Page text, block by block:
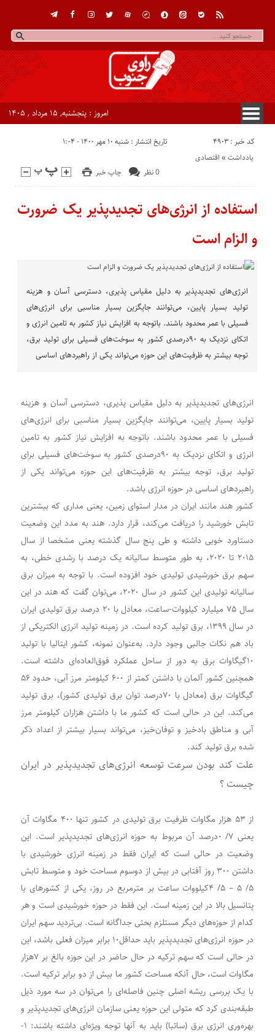
امروز : پنجشنبه, ۱۵ مرداد , ۱۴۰۵
کد خبر : 4903 تاریخ انتشار : شنبه ۱۰ مهر ۱۴۰۰ - ۱:۰۴
چاپ خبر 0 نظر
اقتصادی « یادداشت
استفاده از انرژی‌های تجدیدپذیر یک ضرورت
و الزام است
انرژی‌های تجدیدپذیر به دلیل مقیاس پذیری، دسترسی آسان و هزینه
تولید بسیار پایین، می‌توانند جایگزین بسیار مناسبی برای انرژی‌های
فسیلی با عمر محدود باشند. باتوجه به افزایش نیاز کشور به تامین انرژی و
اتکای نزدیک به ۹۰درصدی کشور به سوخت‌های فسیلی برای تولید برق،
توجه بیشتر به ظرفیت‌های این حوزه می‌تواند یکی از راهبردهای اساسی
انرژی‌های تجدیدپذیر به دلیل مقیاس پذیری، دسترسی آسان و هزینه
تولید بسیار پایین، می‌توانند جایگزین بسیار مناسبی برای انرژی‌های
فسیلی با عمر محدود باشند. باتوجه به افزایش نیاز کشور به تامین
انرژی و اتکای نزدیک به ۹۰درصدی کشور به سوخت‌های فسیلی برای
تولید برق، توجه بیشتر به ظرفیت‌های این حوزه می‌تواند یکی از
راهبردهای اساسی در حوزه انرژی باشد.
کشور هند مانند ایران در مدار استوای زمین، یعنی مداری که بیشترین
تابش خورشید را دریافت می‌کند، قرار دارد. هند به مدد این وضعیت
دستاورد خوبی داشته و طی پنج سال گذشته یعنی مشخصا از سال
۲۰۱۵ تا ۲۰۲۰، به طور متوسط سالیانه یک درصد با رشدی خطی، به
سهم برق خورشیدی تولیدی خود افزوده است. با توجه به میزان برق
سالیانه تولیدی این کشور در سال ۲۰۲۰، می‌توان گفت که هند در این
سال ۷۵ میلیارد کیلووات-ساعت، معادل با ۲۰ درصد برق تولیدی ایران
در سال ۱۳۹۹، برق تولید کرده است. در زمینه تولید انرژی الکتریکی از
باد هم نکات جالبی وجود دارد. به‌‌‌عنوان نمونه، کشور ایتالیا با تولید
۱۰گیگاوات برق به دور از ساحل عملکرد فوق‌العاده‌ای داشته است.
همچنین کشور آلمان با داشتن کمتر از ۶۰۰ کیلومتر مرز آبی، حدود ۵۶
گیگاوات برق (معادل با ۷۰درصد توان برق تولیدی کشور)، برق تولید
می‌کند. این در حالی است که کشور ما با داشتن هزاران کیلومتر مرز
آبی و مناطق بادخیز و توفان‌خیز، می‌تواند بسیار بیشتر از اعداد ذکر
شده برق تولید کند.
علت کند بودن سرعت توسعه انرژی‌‌‌های تجدیدپذیر در ایران
چیست ؟
از ۵۳ هزار مگاوات ظرفیت برق تولیدی در کشور تنها ۴۰۰ مگاوات آن
یعنی ۷/ ۰درصد آن مربوط به حوزه انرژی‌های تجدیدپذیر است. این
وضعیت در حالی است که ایران فقط در زمینه انرژی خورشیدی با
داشتن ۳۰۰ روز آفتابی در بیش از دوسوم مساحت خود و متوسط تابش
۵/ ۵ – ۵/ ۴کیلووات ساعت بر مترمربع در روز، یکی از کشورهای با
پتانسیل بالا در این زمینه است. این فقط در حوزه خورشیدی است و هر
کدام از حوزه‌‌‌های دیگر مستلزم بحثی جداگانه است. بی‌تردید سهم ایران
در حوزه انرژی‌‌‌های تجدیدپذیر باید حداقل۱۰ برابر میزان فعلی باشد، این
در حالی است که سهم ترکیه در حال حاضر در این حوزه بالغ بر ۷هزار
مگاوات است، حال آنکه مساحت کشور ما بیش از دو برابر ترکیه است.
با یک بررسی ریشه اصلی چنین فاصله‌‌‌ای را می‌توان در سه مورد ذیل
طبقه‌‌‌بندی کرد که متولی این حوزه یعنی سازمان انرژی‌‌‌های تجدیدپذیر و
بهره‌‌‌وری انرژی ‌برق (ساتبا) باید به آنها توجه ویژه‌‌‌ای داشته باشند: ۱-